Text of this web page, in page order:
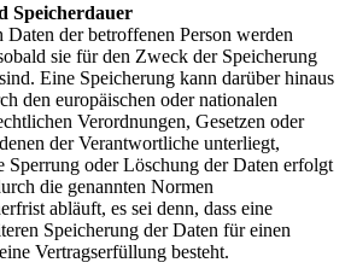
Speicherdauer
Daten der betroffenen Person werden
sie für den Zweck der Speicherung
Eine Speicherung kann darüber hinaus
den europäischen oder nationalen
Verordnungen, Gesetzen oder
der Verantwortliche unterliegt,
Sperrung oder Löschung der Daten erfolgt
die genannten Normen
abläuft, es sei denn, dass eine
Speicherung der Daten für einen
Vertragserfüllung besteht.